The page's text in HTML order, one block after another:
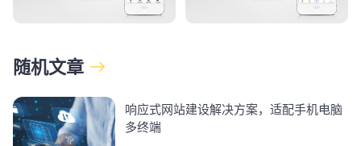
随机文章
响应式网站建设解决方案，适配手机电脑
多终端